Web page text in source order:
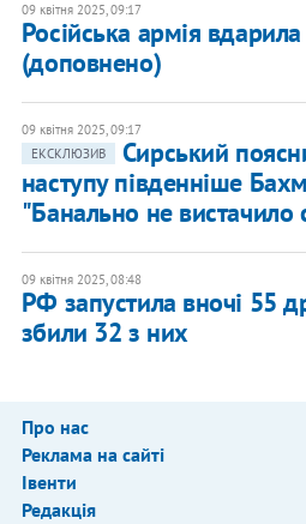
09 квітня 2025, 09:17
Російська армія
(доповнено)
09 квітня 2025, 09:17
ЕКСКЛЮЗИВ
Сирський
наступу південніше
"Банально не вистачило
09 квітня 2025, 08:48
РФ запустила вночі 55
збили 32 з них
Про нас
Реклама на сайті
Івенти
Редакція